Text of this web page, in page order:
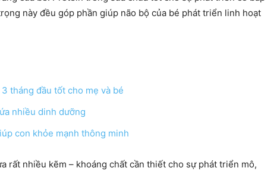
này đều góp phần giúp não bộ của bé phát triển linh hoạt
tháng đầu tốt cho mẹ và bé
nhiều dinh dưỡng
con khỏe mạnh thông minh
rất nhiều kẽm – khoáng chất cần thiết cho sự phát triển mô,